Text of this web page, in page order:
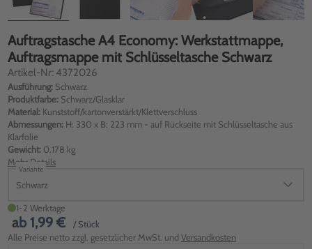
Auftragstasche A4 Economy: Werkstattmappe,
Auftragsmappe mit Schlüsseltasche Schwarz
Artikel-Nr: 4372026
Ausführung: Schwarz
Produktfarbe: Schwarz/Glasklar
Material: Kunststoff/kartonverstärkt/Klettverschluss
Abmessungen: H: 330 x B: 223 mm - auf Rückseite mit Schlüsseltasche aus
Klarfolie
Gewicht: 0.178 kg
Mehr Details
Variante
Schwarz
1-2 Werktage
ab 1,99 €
/ Stück
Alle Preise netto zzgl. gesetzlicher MwSt. und Versandkosten